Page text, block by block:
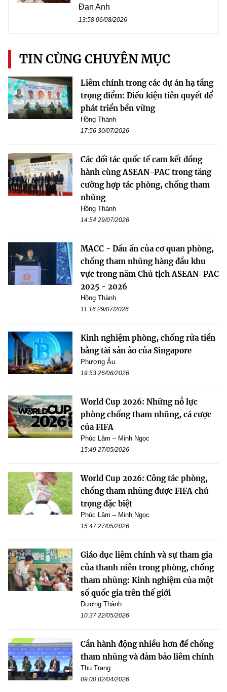
Đan Anh
13:58 06/08/2026
TIN CÙNG CHUYÊN MỤC
Liêm chính trong các dự án hạ tầng
trọng điểm: Điều kiện tiên quyết để
phát triển bền vững
Hồng Thành
17:56 30/07/2026
Các đối tác quốc tế cam kết đồng
hành cùng ASEAN-PAC trong tăng
cường hợp tác phòng, chống tham
nhũng
Hồng Thành
14:54 29/07/2026
MACC - Dấu ấn của cơ quan phòng,
chống tham nhũng hàng đầu khu
vực trong năm Chủ tịch ASEAN-PAC
2025 - 2026
Hồng Thành
11:16 29/07/2026
Kinh nghiệm phòng, chống rửa tiền
bằng tài sản ảo của Singapore
Phương Âu
19:53 26/06/2026
World Cup 2026: Những nỗ lực
phòng chống tham nhũng, cá cược
của FIFA
Phúc Lâm – Minh Ngọc
15:49 27/05/2026
World Cup 2026: Công tác phòng,
chống tham nhũng được FIFA chú
trọng đặc biệt
Phúc Lâm – Minh Ngọc
15:47 27/05/2026
Giáo dục liêm chính và sự tham gia
của thanh niên trong phòng, chống
tham nhũng: Kinh nghiệm của một
số quốc gia trên thế giới
Dương Thành
10:37 22/05/2026
Cần hành động nhiều hơn để chống
tham nhũng và đảm bảo liêm chính
Thu Trang
09:00 02/04/2026